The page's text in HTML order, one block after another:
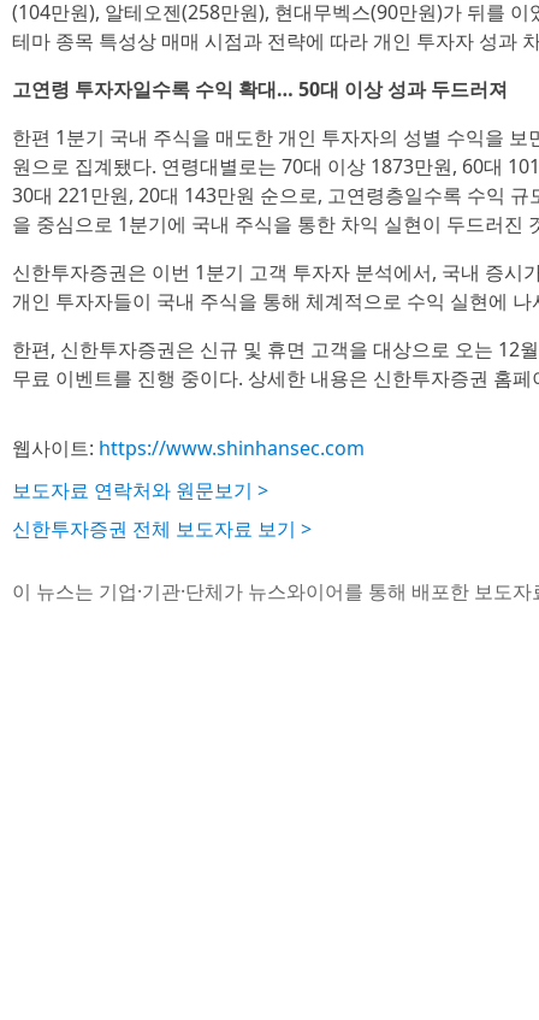
(104만원), 알테오젠(258만원), 현대무벡스(90만원)가 뒤를
테마 종목 특성상 매매 시점과 전략에 따라 개인 투자자 성과
고연령 투자자일수록 수익 확대… 50대 이상 성과 두드러져
한편 1분기 국내 주식을 매도한 개인 투자자의 성별 수익을
원으로 집계됐다. 연령대별로는 70대 이상 1873만원, 60대
30대 221만원, 20대 143만원 순으로, 고연령층일수록 수익
을 중심으로 1분기에 국내 주식을 통한 차익 실현이 두드러진
신한투자증권은 이번 1분기 고객 투자자 분석에서, 국내 증시
개인 투자자들이 국내 주식을 통해 체계적으로 수익 실현에
한편, 신한투자증권은 신규 및 휴면 고객을 대상으로 오는 12
무료 이벤트를 진행 중이다. 상세한 내용은 신한투자증권 홈
웹사이트: https://www.shinhansec.com
보도자료 연락처와 원문보기 >
신한투자증권 전체 보도자료 보기 >
이 뉴스는 기업·기관·단체가 뉴스와이어를 통해 배포한 보도